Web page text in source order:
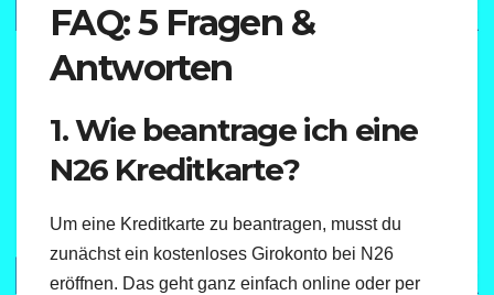
FAQ: 5 Fragen &
Antworten
1. Wie beantrage ich eine
N26 Kreditkarte?
Um eine Kreditkarte zu beantragen, musst du
zunächst ein kostenloses Girokonto bei N26
eröffnen. Das geht ganz einfach online oder per